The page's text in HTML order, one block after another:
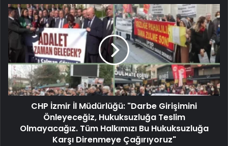
CHP İzmir İl Müdürlüğü: "Darbe Girişimini
Önleyeceğiz, Hukuksuzluğa Teslim
Olmayacağız. Tüm Halkımızı Bu Hukuksuzluğa
Karşı Direnmeye Çağırıyoruz"